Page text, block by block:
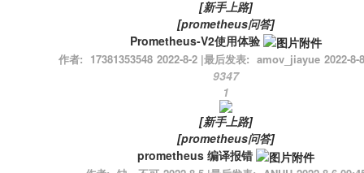
[新手上路]
[prometheus问答]
Prometheus-V2使用体验
作者: 17381353548 2022-8-2 |最后发表: amov_jiayue 2022-8-
9347
1
[新手上路]
[prometheus问答]
prometheus 编译报错